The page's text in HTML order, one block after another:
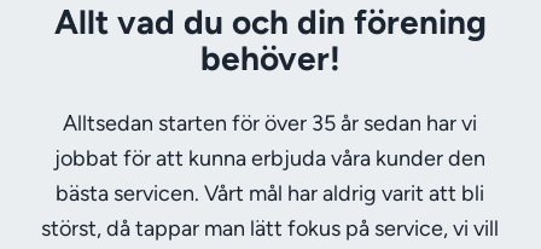
Allt vad du och din förening
behöver!
Alltsedan starten för över 35 år sedan har vi
jobbat för att kunna erbjuda våra kunder den
bästa servicen. Vårt mål har aldrig varit att bli
störst, då tappar man lätt fokus på service, vi vill